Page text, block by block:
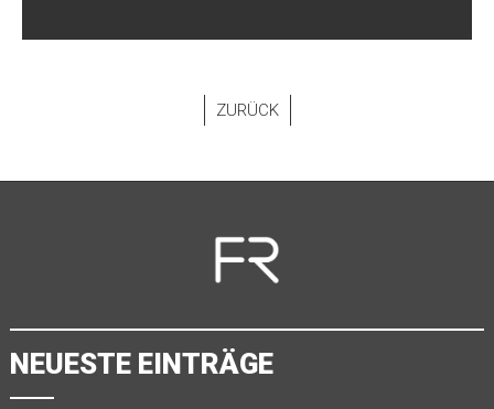
ZURÜCK
NEUESTE EINTRÄGE